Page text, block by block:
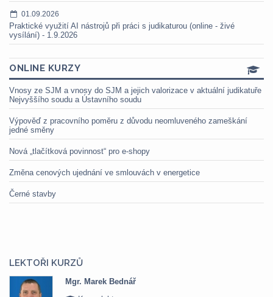
01.09.2026
Praktické využití AI nástrojů při práci s judikaturou (online - živé
vysílání) - 1.9.2026
ONLINE KURZY
Vnosy ze SJM a vnosy do SJM a jejich valorizace v aktuální judikatuře
Nejvyššího soudu a Ústavního soudu
Výpověď z pracovního poměru z důvodu neomluveného zameškání
jedné směny
Nová „tlačítková povinnost“ pro e-shopy
Změna cenových ujednání ve smlouvách v energetice
Černé stavby
LEKTOŘI KURZŮ
Mgr. Marek Bednář